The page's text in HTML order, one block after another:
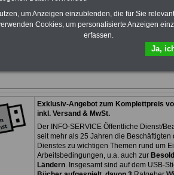
OnlineService
eBooks zum
und ausdrucken
Exklusiv-Angebot zum Komplettpreis
inkl. Versand & MwSt.
Der INFO-SERVICE Öffentliche Dienst/
seit mehr als 25 Jahren die Beschäftigten
Dienstes zu wichtigen Themen rund um
Arbeitsbedingungen, u.a. auch zur
Ländern. Insgesamt sind auf dem USB-
um Anzeigen einzublenden, die für Sie
Cookies, um personalisierte Anzeigen
erfassen.
Ja,